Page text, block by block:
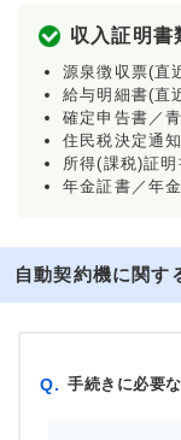
収入証明書
源泉徴収票(直
給与明細書(直
確定申告書／
住民税決定通
所得(課税)証明
年金証書／年
自動契約機に関す
Q. 手続きに必要